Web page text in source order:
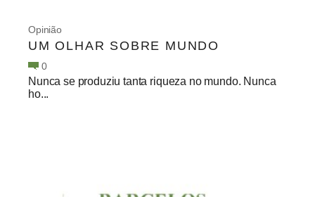
Opinião
UM OLHAR SOBRE MUNDO
0
Nunca se produziu tanta riqueza no mundo. Nunca
ho...